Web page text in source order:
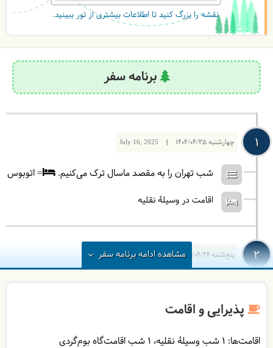
نقشه را بزرگ کنید تا اطلاعات بیشتری از تور ببینید.
برنامه سفر
1 چهارشنبه July 16, 2025 | 1404/04/25
شب تهران را به مقصد ماسال ترک می‌کنیم. = اتوبوس
اقامت در وسیلۀ نقلیه
2 پنج‌شنبه July 17, 2025 | 1404/04/26
سوی شالما خواهیم رفت. صبحانه را در خانه محلی صرف
خواهید کرد سپس با مینی بوس‌های محلی به سوی
ارتفاعات اولسبلنگاه و تماشای مناظر زیبای ییلاق سوئه
مشاهدهادامهبرنامه سفر
پذیرایی و اقامت
اقامت‌ها: 1 شب وسیلۀ نقلیه 1 شب اقامت‌گاه بوم‌گردی